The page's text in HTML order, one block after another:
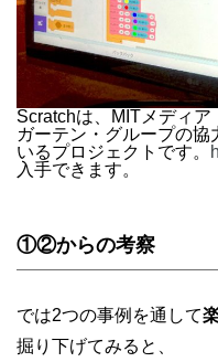
Scratchは、MITメディ
ガーテン・グループの協
いるプロジェクトです。
入手できます。
①②からの考察
では2つの事例を通して
掘り下げてみると、